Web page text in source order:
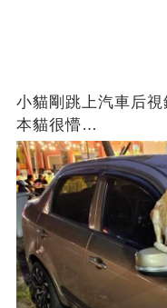
小貓剛跳上汽車后
本貓很懵…